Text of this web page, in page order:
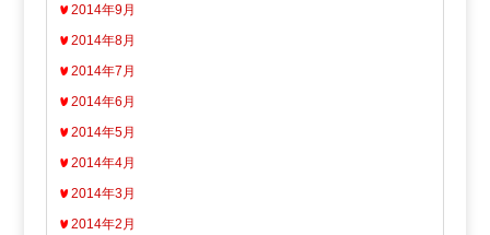
2014年9月
2014年8月
2014年7月
2014年6月
2014年5月
2014年4月
2014年3月
2014年2月